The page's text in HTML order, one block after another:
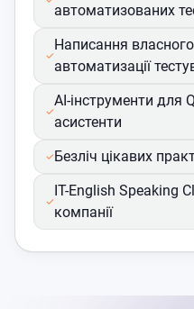
автоматизованих
Написання
автоматизації
AI-інструменти для
асистенти
Безліч цікавих
IT-English Speaking
компанії